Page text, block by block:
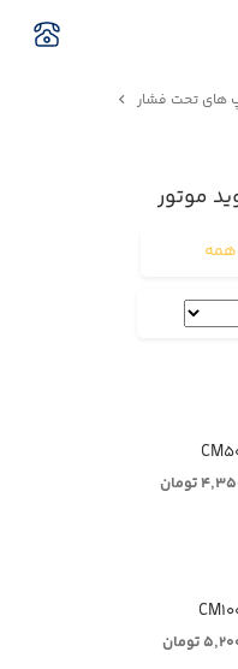
های تحت فشار
همه
موتور
تومان
تومان